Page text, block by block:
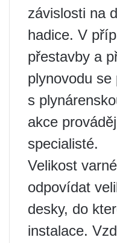
závislosti na
hadice. V
přestavby a
plynovodu
s
akce
specialisté.
Velikost
odpovídat
desky, do
instalace.